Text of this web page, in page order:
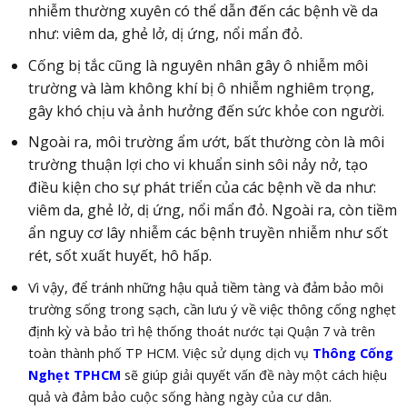
nhiễm thường xuyên có thể dẫn đến các bệnh về da
như: viêm da, ghẻ lở, dị ứng, nổi mẩn đỏ.
Cống bị tắc cũng là nguyên nhân gây ô nhiễm môi
trường và làm không khí bị ô nhiễm nghiêm trọng,
gây khó chịu và ảnh hưởng đến sức khỏe con người.
Ngoài ra, môi trường ẩm ướt, bất thường còn là môi
trường thuận lợi cho vi khuẩn sinh sôi nảy nở, tạo
điều kiện cho sự phát triển của các bệnh về da như:
viêm da, ghẻ lở, dị ứng, nổi mẩn đỏ. Ngoài ra, còn tiềm
ẩn nguy cơ lây nhiễm các bệnh truyền nhiễm như sốt
rét, sốt xuất huyết, hô hấp.
Vì vậy, để tránh những hậu quả tiềm tàng và đảm bảo môi
trường sống trong sạch, cần lưu ý về việc thông cống nghẹt
định kỳ và bảo trì hệ thống thoát nước tại Quận 7 và trên
toàn thành phố TP HCM. Việc sử dụng dịch vụ Thông Cống
Nghẹt TPHCM sẽ giúp giải quyết vấn đề này một cách hiệu
quả và đảm bảo cuộc sống hàng ngày của cư dân.